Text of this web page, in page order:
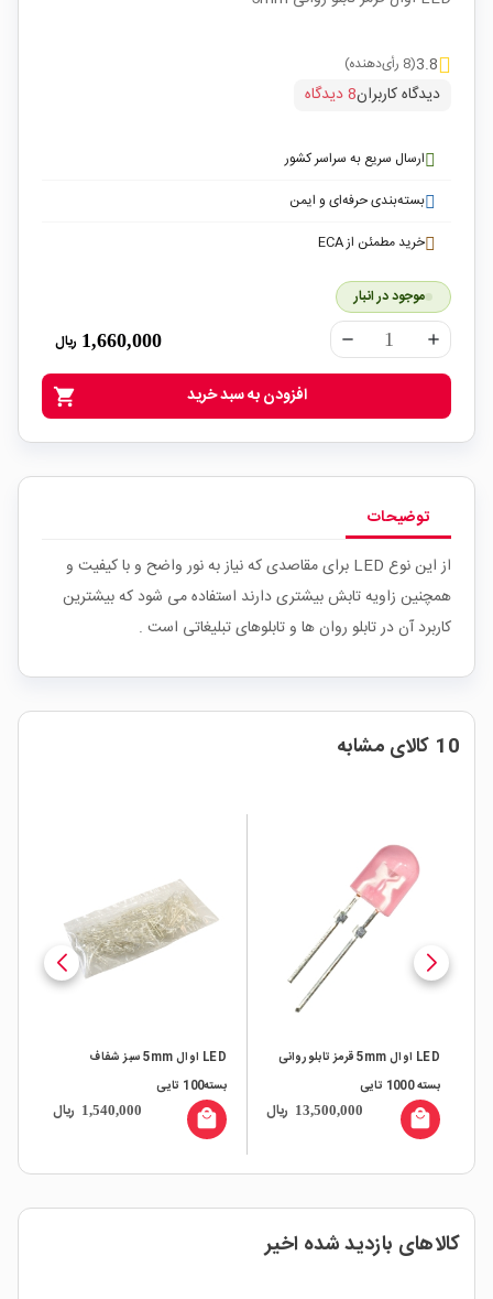
3.8(8 رأی‌دهنده)
دیدگاه کاربران8 دیدگاه
ارسال سریع به سراسر کشور
بسته‌بندی حرفه‌ای و ایمن
خرید مطمئن از ECA
موجود در انبار
remove add
1,660,000 ریال
shopping_cart افزودن به سبد خرید
توضیحات
از این نوع LED برای مقاصدی که نیاز به نور واضح و با کیفیت و
همچنین زاویه تابش بیشتری دارند استفاده می شود که بیشترین
کاربرد آن در تابلو روان ها و تابلوهای تبلیغاتی است .
10 کالای مشابه
LED اوال 5mm قرمز تابلو روانی
بسته 1000 تایی
13,500,000 ریال local_mall
LED اوال 5mm سبز شفاف
بسته100 تایی
1,540,000 ریال local_mall
کالاهای بازدید شده اخیر